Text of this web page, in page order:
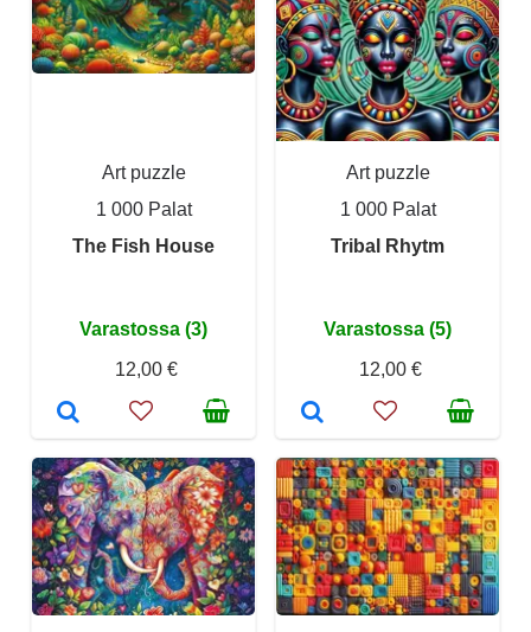
Art puzzle
1 000 Palat
The Fish House
Varastossa (3)
12,00 €
Art puzzle
1 000 Palat
Tribal Rhytm
Varastossa (5)
12,00 €